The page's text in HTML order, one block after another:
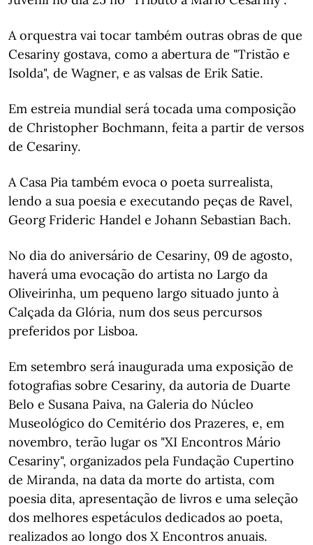
A orquestra vai tocar também outras obras de que
Cesariny gostava, como a abertura de "Tristão e
Isolda", de Wagner, e as valsas de Erik Satie.
Em estreia mundial será tocada uma composição
de Christopher Bochmann, feita a partir de versos
de Cesariny.
A Casa Pia também evoca o poeta surrealista,
lendo a sua poesia e executando peças de Ravel,
Georg Frideric Handel e Johann Sebastian Bach.
No dia do aniversário de Cesariny, 09 de agosto,
haverá uma evocação do artista no Largo da
Oliveirinha, um pequeno largo situado junto à
Calçada da Glória, num dos seus percursos
preferidos por Lisboa.
Em setembro será inaugurada uma exposição de
fotografias sobre Cesariny, da autoria de Duarte
Belo e Susana Paiva, na Galeria do Núcleo
Museológico do Cemitério dos Prazeres, e, em
novembro, terão lugar os "XI Encontros Mário
Cesariny", organizados pela Fundação Cupertino
de Miranda, na data da morte do artista, com
poesia dita, apresentação de livros e uma seleção
dos melhores espetáculos dedicados ao poeta,
realizados ao longo dos X Encontros anuais.